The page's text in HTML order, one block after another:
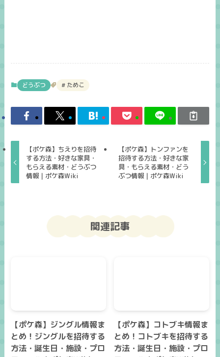
どうぶつ ためこ
【ポケ森】ちえりを招待
する方法・好きな家具・
もらえる素材・どうぶつ
情報｜ポケ森Wiki
【ポケ森】トンファンを
招待する方法・好きな家
具・もらえる素材・どう
ぶつ情報｜ポケ森Wiki
関連記事
【ポケ森】ジングル情報ま
とめ！ジングルを招待する
方法・誕生日・施設・プロ
【ポケ森】コトブキ情報ま
とめ！コトブキを招待する
方法・誕生日・施設・プロ